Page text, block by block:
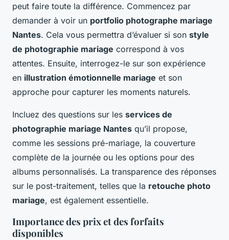
peut faire toute la différence. Commencez par
demander à voir un portfolio photographe mariage
Nantes. Cela vous permettra d’évaluer si son style
de photographie mariage correspond à vos
attentes. Ensuite, interrogez-le sur son expérience
en illustration émotionnelle mariage et son
approche pour capturer les moments naturels.
Incluez des questions sur les services de
photographie mariage Nantes qu’il propose,
comme les sessions pré-mariage, la couverture
complète de la journée ou les options pour des
albums personnalisés. La transparence des réponses
sur le post-traitement, telles que la retouche photo
mariage, est également essentielle.
Importance des prix et des forfaits
disponibles